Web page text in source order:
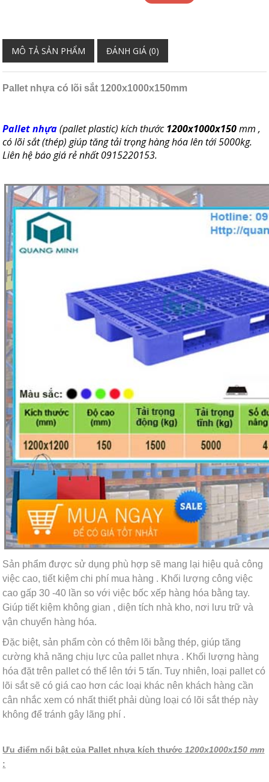
MÔ TẢ SẢN PHẨM ĐÁNH GIÁ (0)
Pallet nhựa có lõi sắt 1200x1000x150mm
Pallet nhựa(pallet plastic) kích thước1200x1000x150mm ,
có lõi sắt (thép) giúp tăng tải trọng hàng hóa lên tới 5000kg.
Liên hệ báo giá rẻ nhất 0915220153.
Sản phẩm được sử dụng phù hợp sẽ mang lại hiệu quả công
việc cao, tiết kiệm chi phí mua hàng . Khối lượng công việc
cao gấp 30 -40 lần so với việc bốc xếp hàng hóa bằng tay.
Giúp tiết kiệm không gian , diện tích nhà kho, nơi lưu trữ và
vận chuyển hàng hóa.
Đặc biệt, sản phẩm còn có thêm lõi bằng thép, giúp tăng
cường khả năng chịu lực của pallet nhựa . Khối lượng hàng
hóa đặt trên pallet có thể lên tới 5 tấn. Tuy nhiên, loại pallet có
lõi sắt sẽ có giá cao hơn các loại khác nên khách hàng cần
cân nhắc xem có nhất thiết phải dùng loại có lõi sắt thép này
không để tránh gây lãng phí .
Ưu điểm nổi bật của Pallet nhựa kích thước1200x1000x150 mm
: